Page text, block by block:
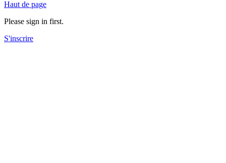
Haut de page
Please sign in first.
S'inscrire